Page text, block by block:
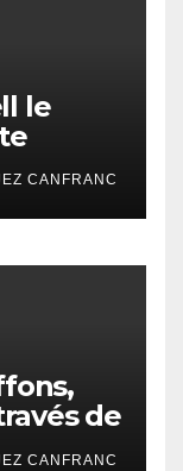
le
CANFRANC
de
CANFRANC